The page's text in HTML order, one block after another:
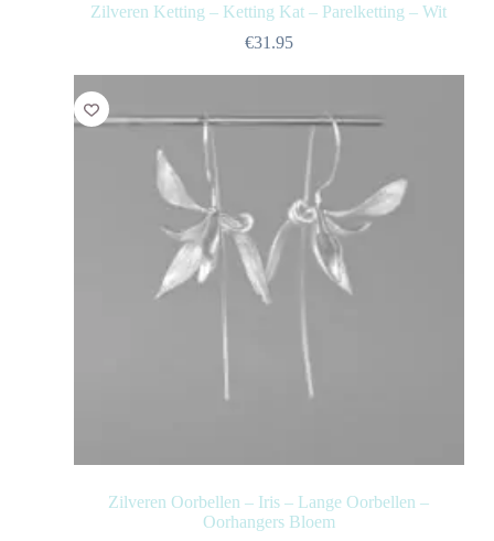
Zilveren Ketting – Ketting Kat – Parelketting – Wit
€31.95
Zilveren Oorbellen – Iris – Lange Oorbellen –
Oorhangers Bloem